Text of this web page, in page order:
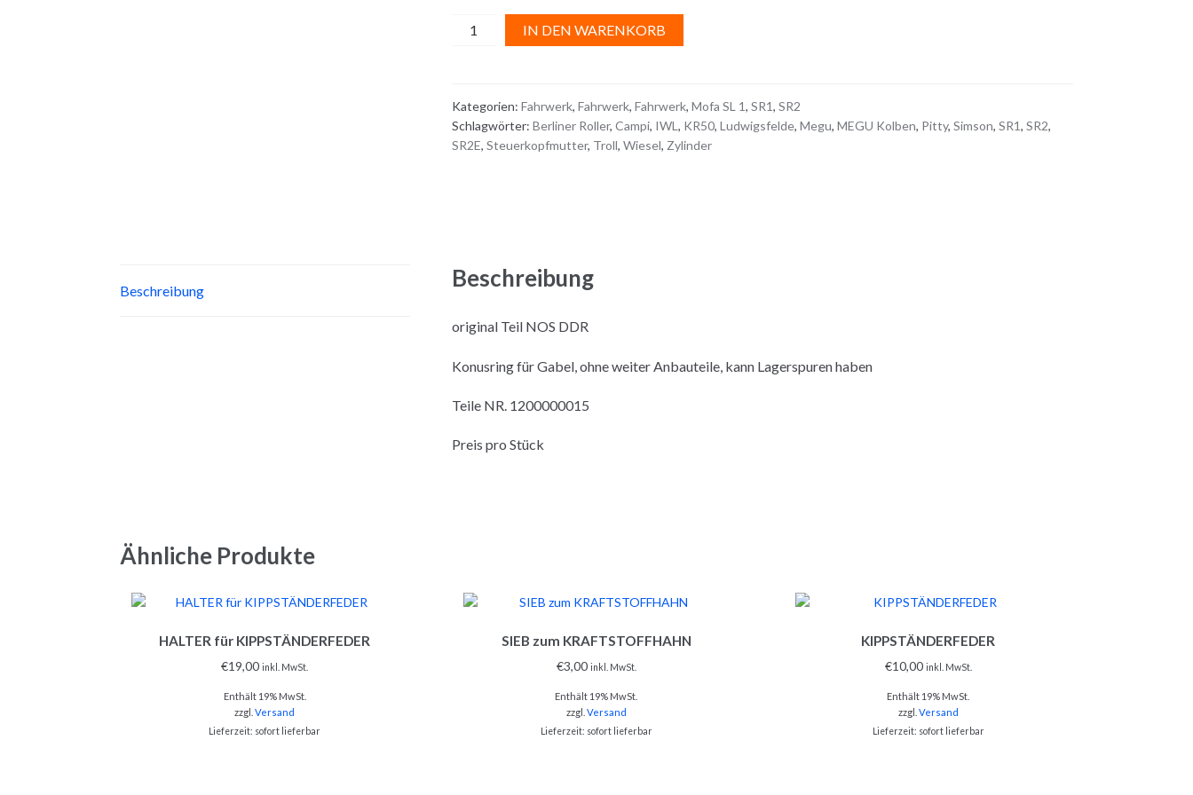
KONUSRINGIN DEN WARENKORB
r
n
Kategorien: Fahrwerk, Fahrwerk, Fahrwerk, Mofa SL 1, SR1, SR2
Schlagwörter: Berliner Roller, Campi, IWL , KR50, Ludwigsfelde, Megu, MEGU Kolben, Pitty, Simson, SR1, SR2,
SR2E, Steuerkopfmutter, Troll, Wiesel, Zylinder
Beschreibung Beschreibung
original Teil NOS DDR
Konusring für Gabel, ohne weiter Anbauteile, kann Lagerspuren haben
Teile NR. 1200000015
Preis pro Stück
Ähnliche Produkte
HALTER für KIPPSTÄNDERFEDER
€19,00 inkl. MwSt.
Enthält 19% MwSt.
zzgl.Versand
Lieferzeit: sofort lieferbar
SIEB zum KRAFTSTOFFHAHN
€3,00 inkl. MwSt.
Enthält 19% MwSt.
zzgl. Versand
Lieferzeit: sofort lieferbar
KIPPSTÄNDERFEDER
€10,00 inkl. MwSt.
Enthält 19% MwSt.
zzgl. Versand
Lieferzeit: sofort lieferbar